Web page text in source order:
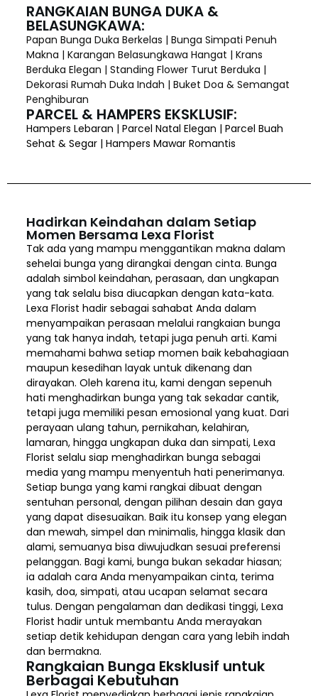
RANGKAIAN BUNGA DUKA &
BELASUNGKAWA:
Papan Bunga Duka Berkelas | Bunga Simpati Penuh
Makna | Karangan Belasungkawa Hangat | Krans
Berduka Elegan | Standing Flower Turut Berduka |
Dekorasi Rumah Duka Indah | Buket Doa & Semangat
Penghiburan
PARCEL & HAMPERS EKSKLUSIF:
Hampers Lebaran | Parcel Natal Elegan | Parcel Buah
Sehat & Segar | Hampers Mawar Romantis
Hadirkan Keindahan dalam Setiap
Momen Bersama Lexa Florist
Tak ada yang mampu menggantikan makna dalam
sehelai bunga yang dirangkai dengan cinta. Bunga
adalah simbol keindahan, perasaan, dan ungkapan
yang tak selalu bisa diucapkan dengan kata-kata.
Lexa Florist hadir sebagai sahabat Anda dalam
menyampaikan perasaan melalui rangkaian bunga
yang tak hanya indah, tetapi juga penuh arti. Kami
memahami bahwa setiap momen baik kebahagiaan
maupun kesedihan layak untuk dikenang dan
dirayakan. Oleh karena itu, kami dengan sepenuh
hati menghadirkan bunga yang tak sekadar cantik,
tetapi juga memiliki pesan emosional yang kuat. Dari
perayaan ulang tahun, pernikahan, kelahiran,
lamaran, hingga ungkapan duka dan simpati, Lexa
Florist selalu siap menghadirkan bunga sebagai
media yang mampu menyentuh hati penerimanya.
Setiap bunga yang kami rangkai dibuat dengan
sentuhan personal, dengan pilihan desain dan gaya
yang dapat disesuaikan. Baik itu konsep yang elegan
dan mewah, simpel dan minimalis, hingga klasik dan
alami, semuanya bisa diwujudkan sesuai preferensi
pelanggan. Bagi kami, bunga bukan sekadar hiasan;
ia adalah cara Anda menyampaikan cinta, terima
kasih, doa, simpati, atau ucapan selamat secara
tulus. Dengan pengalaman dan dedikasi tinggi, Lexa
Florist hadir untuk membantu Anda merayakan
setiap detik kehidupan dengan cara yang lebih indah
dan bermakna.
Rangkaian Bunga Eksklusif untuk
Berbagai Kebutuhan